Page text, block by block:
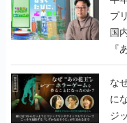
プ
国
『
て
な
になった
ジ